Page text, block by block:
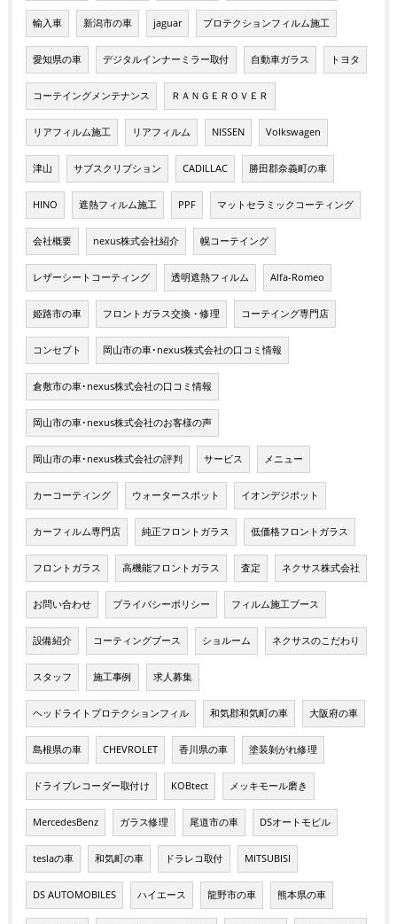
輸入車 新潟市の車 jaguar プロテクションフィルム施工
愛知県の車 デジタルインナーミラー取付 自動車ガラス トヨタ
コーテイングメンテナンス ＲＡＮＧＥＲＯＶＥＲ
リアフィルム施工 リアフィルム NISSEN Volkswagen
津山 サブスクリプション CADILLAC 勝田郡奈義町の車
HINO 遮熱フィルム施工 PPF マットセラミックコーティング
会社概要 nexus株式会社紹介 幌コーテイング
レザーシートコーティング 透明遮熱フィルム Alfa-Romeo
姫路市の車 フロントガラス交換・修理 コーテイング専門店
コンセプト 岡山市の車･nexus株式会社の口コミ情報
倉敷市の車･nexus株式会社の口コミ情報
岡山市の車･nexus株式会社のお客様の声
岡山市の車･nexus株式会社の評判 サービス メニュー
カーコーティング ウォータースポット イオンデジポット
カーフィルム専門店 純正フロントガラス 低価格フロントガラス
フロントガラス 高機能フロントガラス 査定 ネクサス株式会社
お問い合わせ プライバシーポリシー フィルム施工ブース
設備紹介 コーティングブース ショルーム ネクサスのこだわり
スタッフ 施工事例 求人募集
ヘッドライトプロテクションフィル 和気郡和気町の車 大阪府の車
島根県の車 CHEVROLET 香川県の車 塗装剝がれ修理
ドライブレコーダー取付け KOBtect メッキモール磨き
MercedesBenz ガラス修理 尾道市の車 DSオートモビル
teslaの車 和気町の車 ドラレコ取付 MITSUBISI
DS AUTOMOBILES ハイエース 龍野市の車 熊本県の車